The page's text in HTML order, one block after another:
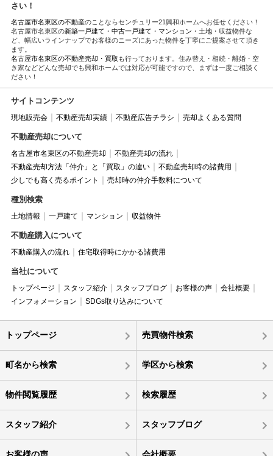
さい！
名古屋市名東区の不動産のことならセンチュリー21興和ホームへお任せください！
名古屋市名東区の新築一戸建て ・ 中古一戸建て ・ マンション ・ 土地・収益物件な
ど、幅広いラインナップでお客様のニーズにあった物件を丁寧にご提案させて頂き
ます。
名古屋市名東区の不動産売却・買取 も行っております。住み替え・相続・離婚・空
き家などどんな売却でも興和ホームでは対応が可能ですので、まずは一度ご相談く
ださい！
サイトコンテンツ
現地販売会 不動産売却実績 不動産広告チラシ 売却よくある質問
不動産売却について
名古屋市名東区の不動産売却
不動産売却の流れ
不動産売却方法「仲介」と「買取」の違い
不動産売却時の諸費用
少しでも高く売るポイント
売却時の仲介手数料について
種別検索
土地情報 一戸建て マンション 収益物件
不動産購入について
不動産購入の流れ 住宅取得時にかかる諸費用
当社について
トップページ スタッフ紹介 スタッフブログ お客様の声
会社概要
インフォメーション
SDGs取り込みについて
トップページ 売買物件検索
町名から検索 学区から検索
物件閲覧履歴 検索履歴
スタッフ紹介 スタッフブログ
お客様の声 会社概要